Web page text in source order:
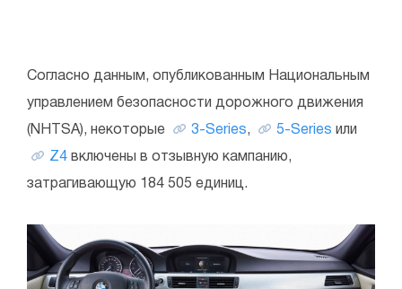
Согласно данным, опубликованным Национальным
управлением безопасности дорожного движения
(NHTSA), некоторые 3-Series, 5-Series или
Z4 включены в отзывную кампанию,
затрагивающую 184 505 единиц.